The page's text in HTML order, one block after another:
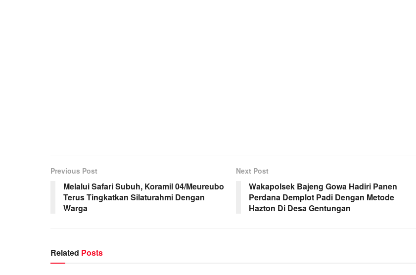
Previous Post
Melalui Safari Subuh, Koramil 04/Meureubo
Terus Tingkatkan Silaturahmi Dengan
Warga
Next Post
Wakapolsek Bajeng Gowa Hadiri Panen
Perdana Demplot Padi Dengan Metode
Hazton Di Desa Gentungan
Related Posts